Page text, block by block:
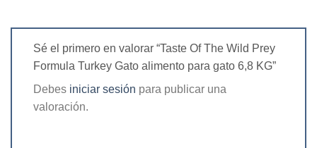
Sé el primero en valorar “Taste Of The Wild Prey
Formula Turkey Gato alimento para gato 6,8 KG”
Debes iniciar sesión para publicar una
valoración.